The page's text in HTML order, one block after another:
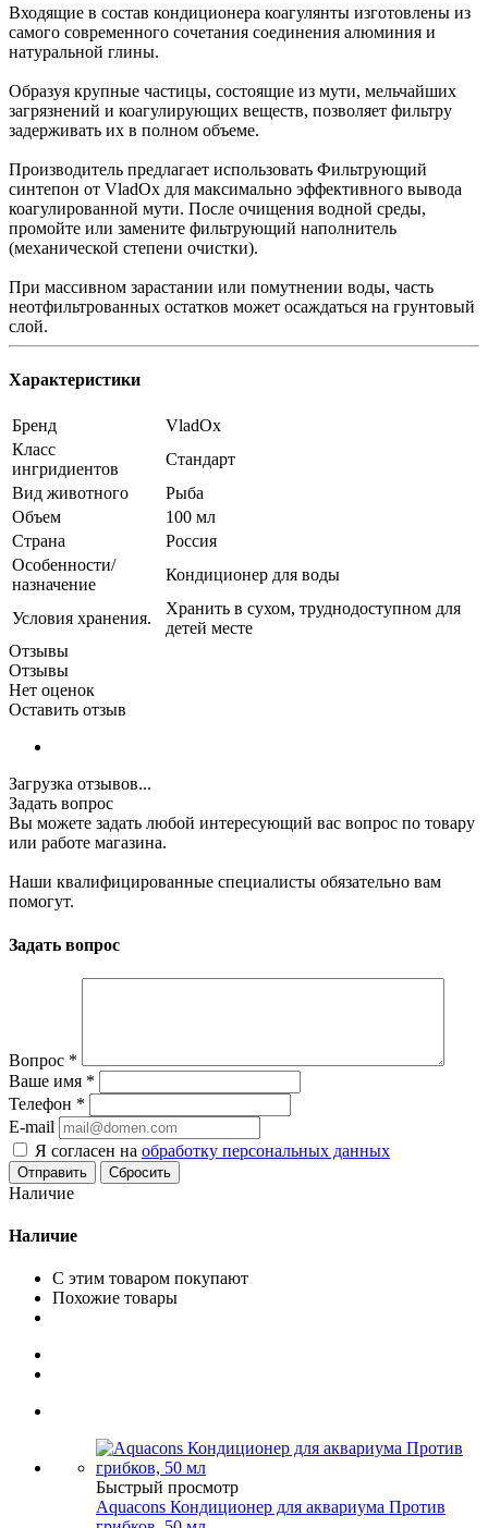
Входящие в состав кондиционера коагулянты изготовлены из
самого современного сочетания соединения алюминия и
натуральной глины.
Образуя крупные частицы, состоящие из мути, мельчайших
загрязнений и коагулирующих веществ, позволяет фильтру
задерживать их в полном объеме.
Производитель предлагает использовать Фильтрующий
синтепон от VladOx для максимально эффективного вывода
коагулированной мути. После очищения водной среды,
промойте или замените фильтрующий наполнитель
(механической степени очистки).
При массивном зарастании или помутнении воды, часть
неотфильтрованных остатков может осаждаться на грунтовый
слой.
Характеристики
Бренд
VladOx
Класс
ингридиентов
Стандарт
Вид животного
Рыба
Объем
100 мл
Страна
Россия
Особенности/
назначение
Кондиционер для воды
Условия хранения.
Хранить в сухом, труднодоступном для
детей месте
Отзывы
Отзывы
Нет оценок
Оставить отзыв
Загрузка отзывов...
Задать вопрос
Вы можете задать любой интересующий вас вопрос по товару
или работе магазина.
Наши квалифицированные специалисты обязательно вам
помогут.
Задать вопрос
Вопрос *
Ваше имя *
Телефон *
E-mail
Я согласен на обработку персональных данных
Сбросить
Наличие
Наличие
С этим товаром покупают
Похожие товары
Быстрый просмотр
Aquacons Кондиционер для аквариума Против